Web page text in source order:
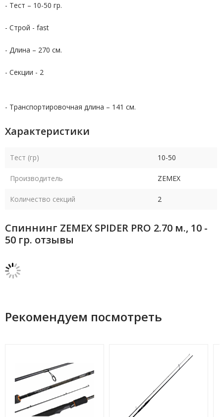
- Тест – 10-50 гр.
- Строй - fast
- Длина – 270 см.
- Секции - 2
- Транспортировочная длина – 141 см.
Характеристики
Тест (гр) 10-50
Производитель ZEMEX
Количество секций 2
Спиннинг ZEMEX SPIDER PRO 2.70 м., 10 -
50 гр. отзывы
Рекомендуем посмотреть